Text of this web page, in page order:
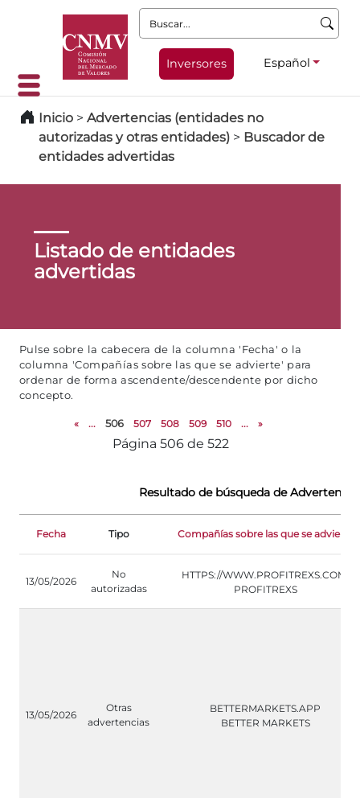
Buscar:
Inversores Español
Inicio > Advertencias (entidades no
autorizadas y otras entidades) > Buscador de
entidades advertidas
Listado de entidades
advertidas
Pulse sobre la cabecera de la columna 'Fecha' o la
columna 'Compañías sobre las que se advierte' para
ordenar de forma ascendente/descendente por dicho
concepto.
« ... 506 507 508 509 510 ... »
Página 506 de 522
Resultado de búsqueda de
Fecha Tipo Compañías sobre las que se advierte
13/05/2026
No
autorizadas
HTTPS://WWW.PROFITREXS.COM/
PROFITREXS
13/05/2026
Otras
advertencias
BETTERMARKETS.APP
BETTER MARKETS